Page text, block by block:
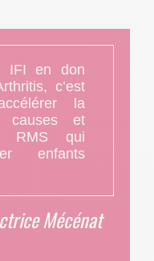
IFI en don
c’est
la
causes et
RMS qui
enfants
Mécénat